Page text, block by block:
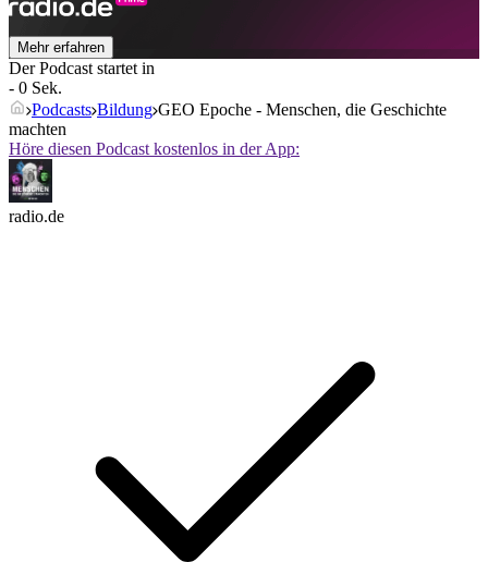
Mehr erfahren
Der Podcast startet in
- 0 Sek.
Podcasts Bildung GEO Epoche - Menschen, die Geschichte
machten
Höre diesen Podcast kostenlos in der App:
radio.de